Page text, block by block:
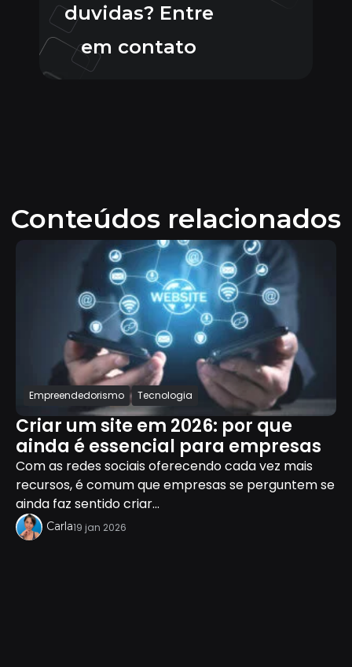
duvidas? Entre
em contato
Conteúdos relacionados
Empreendedorismo Tecnologia
Criar um site em 2026: por que
ainda é essencial para empresas
Com as redes sociais oferecendo cada vez mais
recursos, é comum que empresas se perguntem se
ainda faz sentido criar...
Carla19 jan 2026